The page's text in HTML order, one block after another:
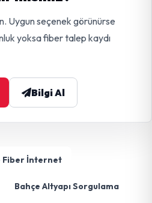
Uygun seçenek görünürse
yoksa fiber talep kaydı
Bilgi Al
Fiber İnternet
Bahçe Altyapı Sorgulama